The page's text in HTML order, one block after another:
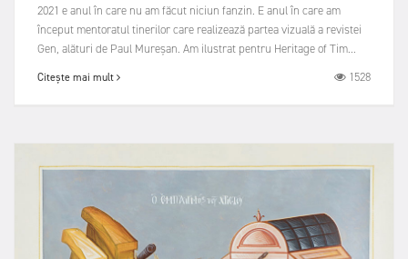
2021 e anul în care nu am făcut niciun fanzin. E anul în care am
început mentoratul tinerilor care realizează partea vizuală a revistei
Gen, alături de Paul Mureșan. Am ilustrat pentru Heritage of Tim...
Citește mai mult 1528